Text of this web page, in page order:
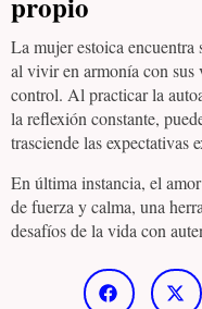
La mujer estoica
al vivir en armonía con sus
control. Al practicar la
la reflexión constante,
trasciende las expectativas
En última instancia, el
de fuerza y calma, una
desafíos de la vida con